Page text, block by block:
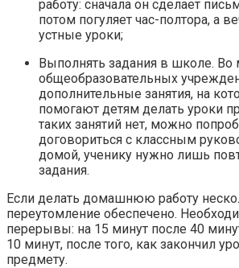
работу: сначала он сделает
потом погуляет час-полтора, а
устные уроки;
Выполнять задания в школе. Во
общеобразовательных
дополнительные занятия, на
помогают детям делать уроки
таких занятий нет, можно
договориться с классным
домой, ученику нужно лишь
задания.
Если делать домашнюю работу
переутомление обеспечено.
перерывы: на 15 минут после 40
10 минут, после того, как закончил
предмету.